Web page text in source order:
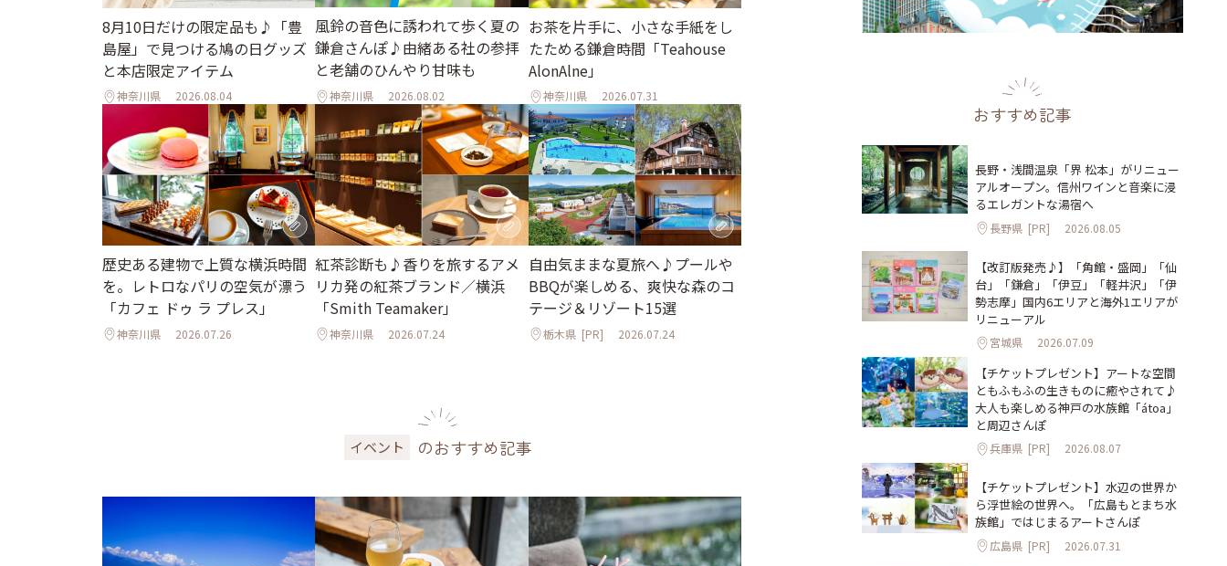
8月10日だけの限定品も♪「豊
島屋」で見つける鳩の日グッズ
と本店限定アイテム
神奈川県 2026.08.04
風鈴の音色に誘われて歩く夏の
鎌倉さんぽ♪由緒ある社の参拝
と老舗のひんやり甘味も
神奈川県 2026.08.02
お茶を片手に、小さな手紙をし
たためる鎌倉時間「Teahouse
AlonAlne」
神奈川県 2026.07.31
歴史ある建物で上質な横浜時間
を。レトロなパリの空気が漂う
「カフェ ドゥ ラ プレス」
神奈川県 2026.07.26
紅茶診断も♪香りを旅するアメ
リカ発の紅茶ブランド／横浜
「Smith Teamaker」
神奈川県 2026.07.24
自由気ままな夏旅へ♪プールや
BBQが楽しめる、爽快な森のコ
テージ＆リゾート15選
栃木県[PR] 2026.07.24
イベント のおすすめ記事
おすすめ記事
長野・浅間温泉「界 松本」がリニュー
アルオープン。信州ワインと音楽に浸
るエレガントな湯宿へ
長野県 [PR] 2026.08.05
【改訂版発売♪】「角館・盛岡」「仙
台」「鎌倉」「伊豆」「軽井沢」「伊
勢志摩」国内6エリアと海外1エリアが
リニューアル
宮城県 2026.07.09
【チケットプレゼント】アートな空間
ともふもふの生きものに癒やされて♪
大人も楽しめる神戸の水族館「átoa」
と周辺さんぽ
兵庫県 [PR] 2026.08.07
【チケットプレゼント】水辺の世界か
ら浮世絵の世界へ。「広島もとまち水
族館」ではじまるアートさんぽ
広島県 [PR] 2026.07.31